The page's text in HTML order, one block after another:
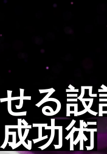
る設
功術